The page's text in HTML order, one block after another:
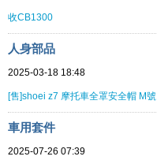
收CB1300
人身部品
2025-03-18 18:48
[售]shoei z7 摩托車全罩安全帽 M號
車用套件
2025-07-26 07:39